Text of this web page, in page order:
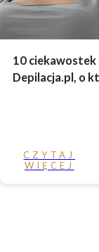
10 ciekawostek
Depilacja.pl, o
CZYTAJ
WIĘCEJ